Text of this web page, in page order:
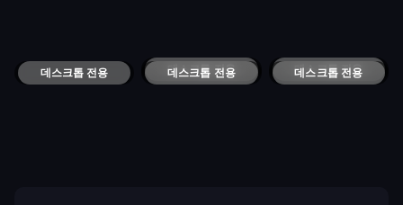
Papa's Pancakeria Papa's Wingeria Papa's Pizzeria
Papa's Taco Mia 데스크톱 전용
Papa's Cheeseria 데스크톱 전용
Papa's Sushiria
데스크톱 전용
Papa's Bakeria 데스크톱 전용 데스크톱 전용